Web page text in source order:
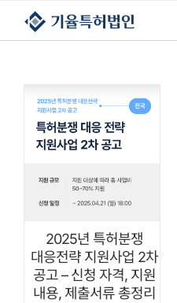
콘텐츠로
건너뛰기
2025년 특허분쟁
대응전략 지원사업 2차
공고 – 신청 자격, 지원
내용, 제출서류 총정리